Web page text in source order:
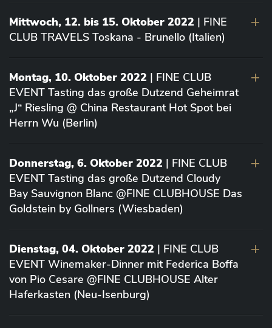
Mittwoch, 12. bis 15. Oktober 2022 | FINE
CLUB TRAVELS Toskana - Brunello (Italien)
Montag, 10. Oktober 2022 | FINE CLUB
EVENT Tasting das große Dutzend Geheimrat
„J“ Riesling @ China Restaurant Hot Spot bei
Herrn Wu (Berlin)
Donnerstag, 6. Oktober 2022 | FINE CLUB
EVENT Tasting das große Dutzend Cloudy
Bay Sauvignon Blanc @FINE CLUBHOUSE Das
Goldstein by Gollners (Wiesbaden)
Dienstag, 04. Oktober 2022 | FINE CLUB
EVENT Winemaker-Dinner mit Federica Boffa
von Pio Cesare @FINE CLUBHOUSE Alter
Haferkasten (Neu-Isenburg)